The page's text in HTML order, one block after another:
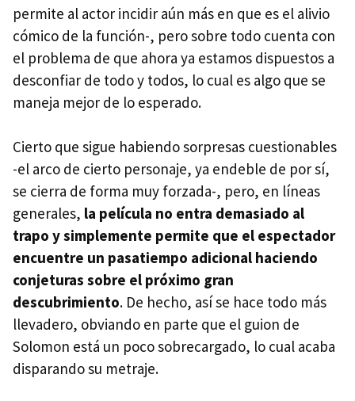
permite al actor incidir aún más en que es el alivio
cómico de la función-, pero sobre todo cuenta con
el problema de que ahora ya estamos dispuestos a
desconfiar de todo y todos, lo cual es algo que se
maneja mejor de lo esperado.
Cierto que sigue habiendo sorpresas cuestionables
-el arco de cierto personaje, ya endeble de por sí,
se cierra de forma muy forzada-, pero, en líneas
generales, la película no entra demasiado al
trapo y simplemente permite que el espectador
encuentre un pasatiempo adicional haciendo
conjeturas sobre el próximo gran
descubrimiento. De hecho, así se hace todo más
llevadero, obviando en parte que el guion de
Solomon está un poco sobrecargado, lo cual acaba
disparando su metraje.